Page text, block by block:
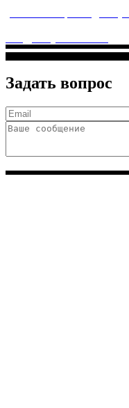
Задать вопрос